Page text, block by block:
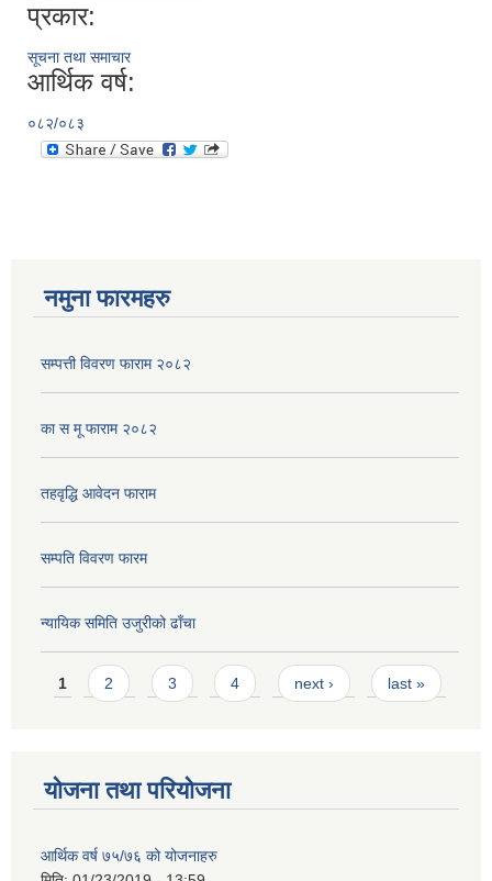
प्रकार:
सूचना तथा समाचार
आर्थिक वर्ष:
०८२/०८३
नमुना फारमहरु
सम्पत्ती विवरण फाराम २०८२
का स मू फाराम २०८२
तहवृद्धि आवेदन फाराम
सम्पति विवरण फारम
न्यायिक समिति उजुरीको ढाँचा
Pages
1 2 3 4 next › last »
योजना तथा परियोजना
आर्थिक वर्ष ७५/७६ को योजनाहरु